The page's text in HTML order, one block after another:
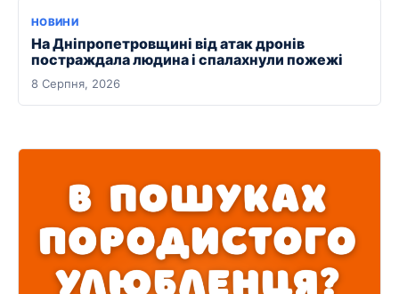
НОВИНИ
На Дніпропетровщині від атак дронів
постраждала людина і спалахнули пожежі
8 Серпня, 2026